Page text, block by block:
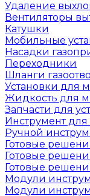
Удаление
Вентиляторы
Катушки
Мобильные
Насадки
Переходники
Шланги
Установки для
Жидкость для
Запчасти для
Инструмент для
Ручной
Готовые
Готовые
Готовые
Модули
Модули